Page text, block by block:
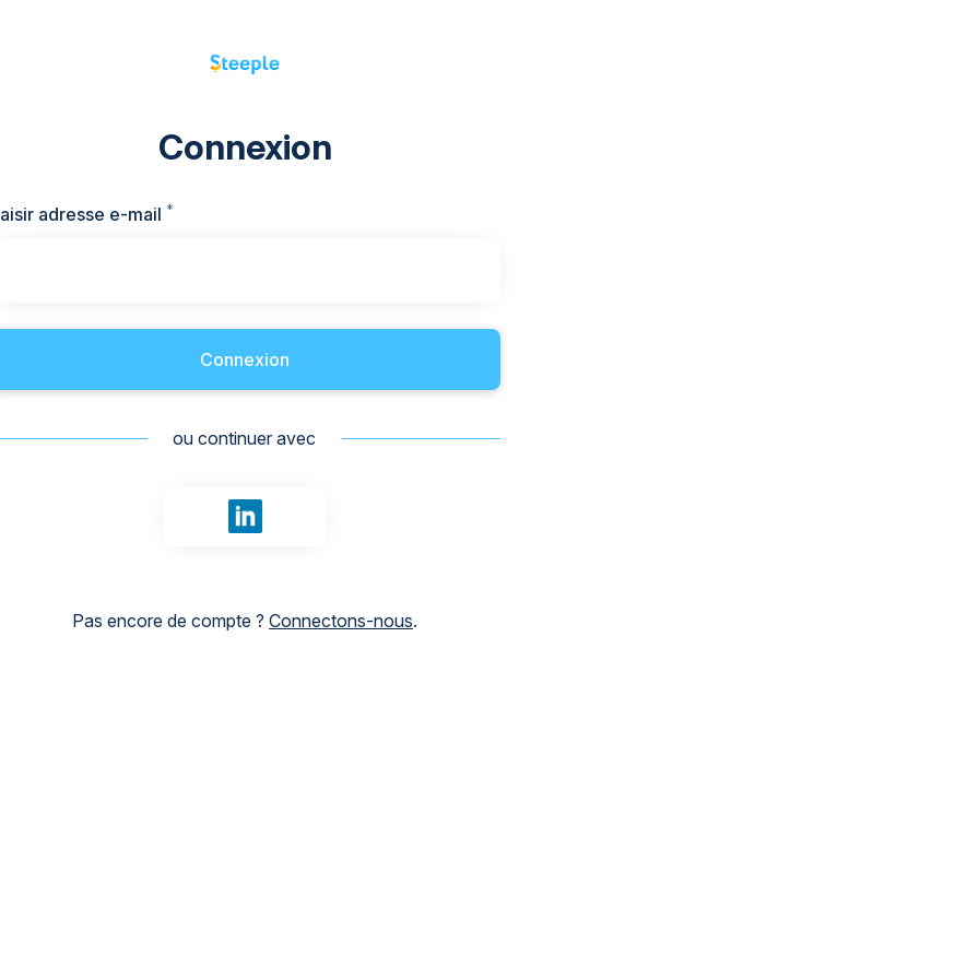
Connexion
adresse e-mail *
Connexion
ou continuer avec
Se connecter avec LinkedIn
Pas encore de compte ? Connectons-nous.